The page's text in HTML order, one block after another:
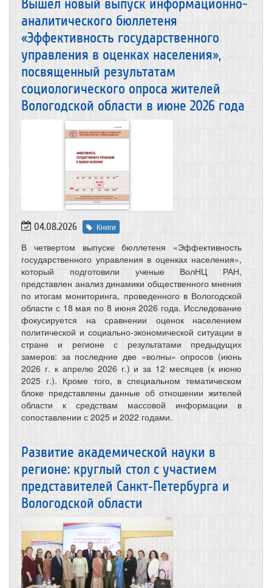
Вышел новый выпуск информационно-
аналитического бюллетеня
«Эффективность государственного
управления в оценках населения»,
посвященный результатам
социологического опроса жителей
Вологодской области в июне 2026 года
04.08.2026 Книги
В четвертом выпуске бюллетеня «Эффективность
государственного управления в оценках населения»,
который подготовили ученые ВолНЦ РАН,
представлен анализ динамики общественного мнения
по итогам мониторинга, проведенного в Вологодской
области с 18 мая по 8 июня 2026 года. Исследование
фокусируется на сравнении оценок населением
политической и социально-экономической ситуации в
стране и регионе с результатами предыдущих
замеров: за последние две «волны» опросов (июнь
2026 г. к апрелю 2026 г.) и за 12 месяцев (к июню
2025 г.). Кроме того, в специальном тематическом
блоке представлены данные об отношении жителей
области к средствам массовой информации в
сопоставлении с 2025 и 2022 годами.
Развитие академической науки в
регионе: круглый стол с участием
представителей Санкт‑Петербурга и
Вологодской области